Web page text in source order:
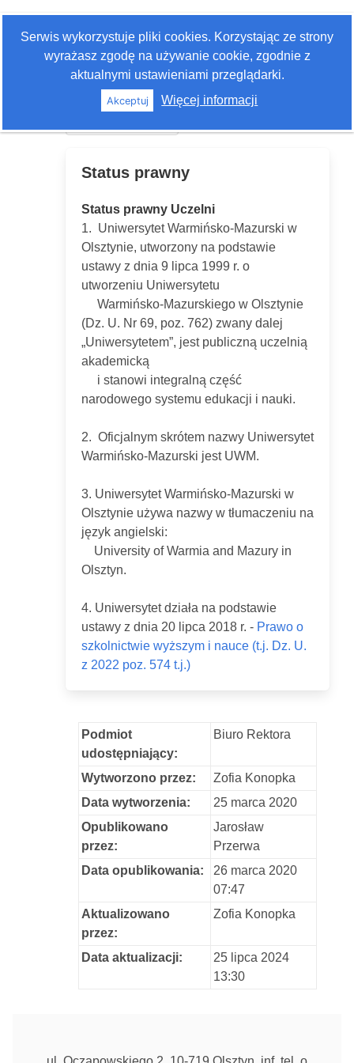
Serwis wykorzystuje pliki cookies. Korzystając ze strony
wyrażasz zgodę na używanie cookie, zgodnie z
aktualnymi ustawieniami przeglądarki.
Akceptuj Więcej informacji
Szukaj
Status prawny
Status prawny Uczelni
1. Uniwersytet Warmińsko-Mazurski w
Olsztynie, utworzony na podstawie
ustawy z dnia 9 lipca 1999 r. o
utworzeniu Uniwersytetu
Warmińsko-Mazurskiego w Olsztynie
(Dz. U. Nr 69, poz. 762) zwany dalej
„Uniwersytetem”, jest publiczną uczelnią
akademicką
i stanowi integralną część
narodowego systemu edukacji i nauki.
2. Oficjalnym skrótem nazwy Uniwersytet
Warmińsko-Mazurski jest UWM.
3. Uniwersytet Warmińsko-Mazurski w
Olsztynie używa nazwy w tłumaczeniu na
język angielski:
University of Warmia and Mazury in
Olsztyn.
4. Uniwersytet działa na podstawie
ustawy z dnia 20 lipca 2018 r. - Prawo o
szkolnictwie wyższym i nauce (t.j. Dz. U.
z 2022 poz. 574 t.j.)
Podmiot
udostępniający:
Biuro Rektora
Wytworzono przez:
Zofia Konopka
Data wytworzenia:
25 marca 2020
Opublikowano
przez:
Jarosław
Przerwa
Data opublikowania:
26 marca 2020
07:47
Aktualizowano
przez:
Zofia Konopka
Data aktualizacji:
25 lipca 2024
13:30